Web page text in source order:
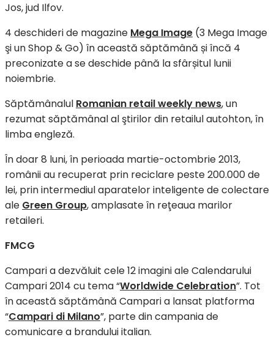
Jos, jud Ilfov.
4 deschideri de magazine Mega Image (3 Mega Image
şi un Shop & Go) în această săptămână și încă 4
preconizate a se deschide până la sfârșitul lunii
noiembrie.
Săptămânalul Romanian retail weekly news, un
rezumat săptămânal al ştirilor din retailul autohton, în
limba engleză.
În doar 8 luni, în perioada martie-octombrie 2013,
românii au recuperat prin reciclare peste 200.000 de
lei, prin intermediul aparatelor inteligente de colectare
ale Green Group, amplasate în reţeaua marilor
retaileri.
FMCG
Campari a dezvăluit cele 12 imagini ale Calendarului
Campari 2014 cu tema “Worldwide Celebration”. Tot
în această săptămână Campari a lansat platforma
“Campari di Milano”, parte din campania de
comunicare a brandului italian.